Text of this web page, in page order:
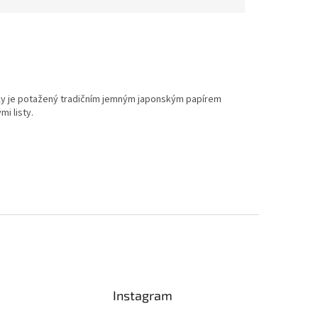
je potažený tradičním jemným japonským papírem
listy.
Instagram